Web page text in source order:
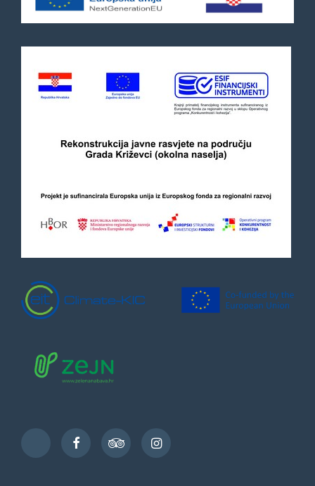
TikTok
FacebookTripAdvisorInstagram